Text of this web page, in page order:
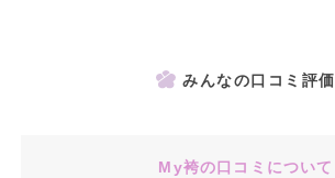
みんなの口コミ評価
My袴の口コミについて